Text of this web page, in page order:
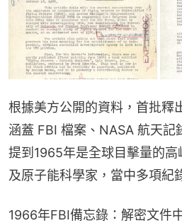
根據美方公開的資料，首批釋
涵蓋 FBI 檔案、NASA 航天記
提到1965年是全球目擊量的
及原子能科學家，當中多項紀
1966年FBI備忘錄：解密文件